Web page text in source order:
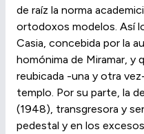
de raíz la norma
ortodoxos modelos. Así
Casia, concebida por la
homónima de Miramar, y
reubicada -una y otra
templo. Por su parte, la
(1948), transgresora y
pedestal y en los